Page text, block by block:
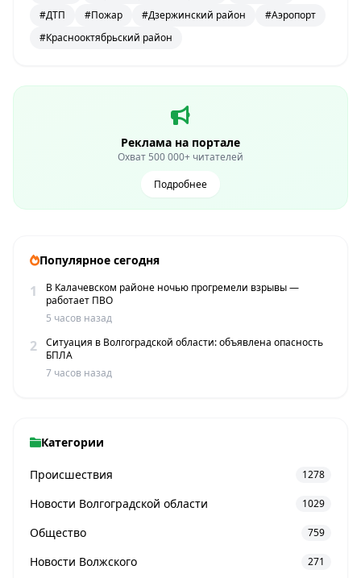
#ДТП
#Пожар #Дзержинский район
#Аэропорт
#Краснооктябрьский район
Реклама на портале
Охват 500 000+ читателей
Подробнее
Популярное сегодня
1
В Калачевском районе ночью прогремели взрывы —
работает ПВО
5 часов назад
2
Ситуация в Волгоградской области: объявлена опасность
БПЛА
7 часов назад
Категории
Происшествия 1278
Новости Волгоградской области 1029
Общество 759
Новости Волжского 271